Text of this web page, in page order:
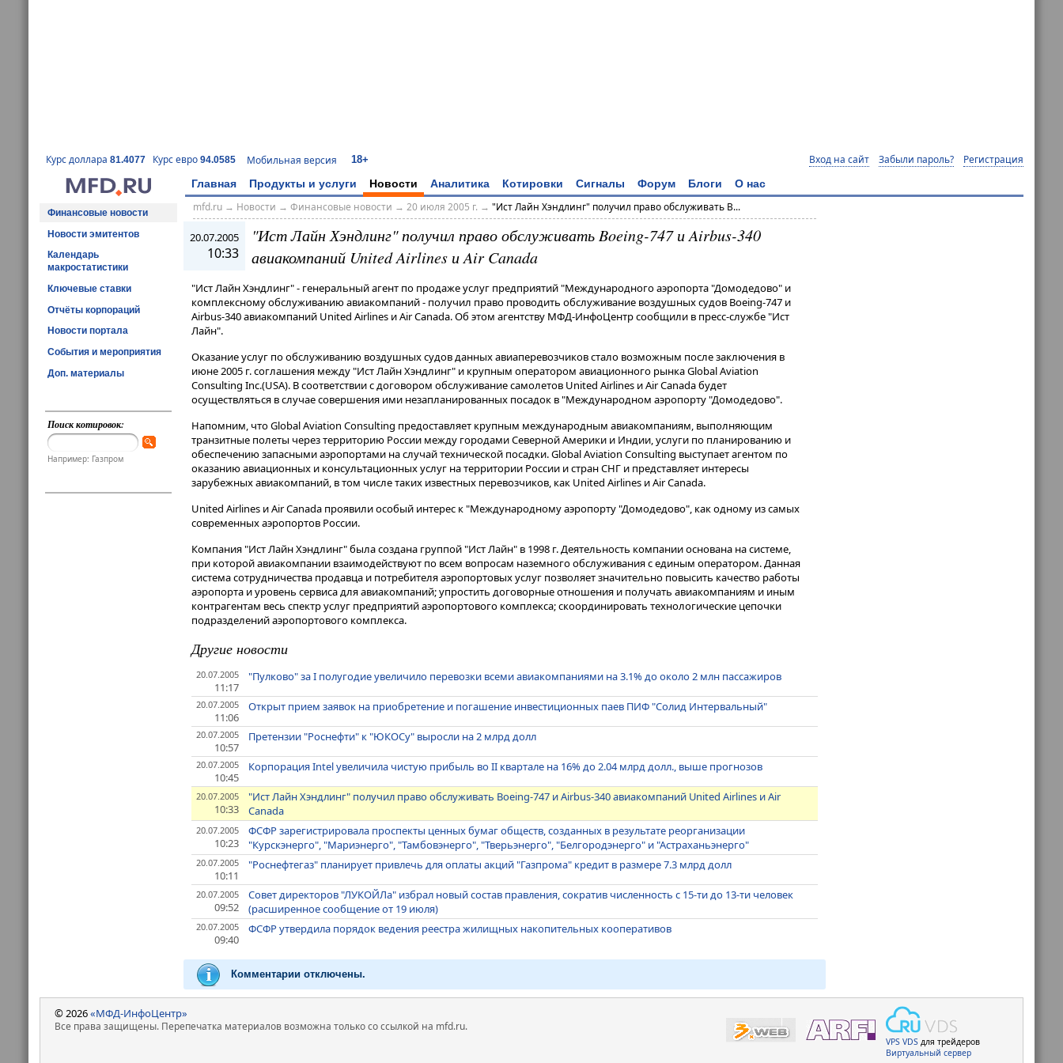
Курс доллара 81.4077 Курс евро 94.0585 Мобильная версия 18+ Вход на сайт Забыли пароль? Регистрация
Главная Продукты и услуги Новости Аналитика Котировки Сигналы Форум Блоги О нас
Финансовые новости
Новости эмитентов
Календарь
макростатистики
Ключевые ставки
Отчёты корпораций
Новости портала
События и мероприятия
Доп. материалы
Поиск котировок:
Например: Газпром
mfd.ru→ Новости → Финансовые новости → 20 июля 2005 г. → "Ист Лайн Хэндлинг" получил право обслуживать B...
20.07.2005
10:33
"Ист Лайн Хэндлинг" получил право обслуживать Boeing-747 и Airbus-340
авиакомпаний United Airlines и Air Canada
"Ист Лайн Хэндлинг" - генеральный агент по продаже услуг предприятий "Международного аэропорта "Домодедово" и
комплексному обслуживанию авиакомпаний - получил право проводить обслуживание воздушных судов Boeing-747 и
Airbus-340 авиакомпаний United Airlines и Air Canada. Об этом агентству МФД-ИнфоЦентр сообщили в пресс-службе "Ист
Лайн".
Оказание услуг по обслуживанию воздушных судов данных авиаперевозчиков стало возможным после заключения в
июне 2005 г. соглашения между "Ист Лайн Хэндлинг" и крупным оператором авиационного рынка Global Aviation
Consulting Inc.(USA). В соответствии с договором обслуживание самолетов United Airlines и Air Canada будет
осуществляться в случае совершения ими незапланированных посадок в "Международном аэропорту "Домодедово".
Напомним, что Global Aviation Consulting предоставляет крупным международным авиакомпаниям, выполняющим
транзитные полеты через территорию России между городами Северной Америки и Индии, услуги по планированию и
обеспечению запасными аэропортами на случай технической посадки. Global Aviation Consulting выступает агентом по
оказанию авиационных и консультационных услуг на территории России и стран СНГ и представляет интересы
зарубежных авиакомпаний, в том числе таких известных перевозчиков, как United Airlines и Air Canada.
United Airlines и Air Canada проявили особый интерес к "Международному аэропорту "Домодедово", как одному из самых
современных аэропортов России.
Компания "Ист Лайн Хэндлинг" была создана группой "Ист Лайн" в 1998 г. Деятельность компании основана на системе,
при которой авиакомпании взаимодействуют по всем вопросам наземного обслуживания с единым оператором. Данная
система сотрудничества продавца и потребителя аэропортовых услуг позволяет значительно повысить качество работы
аэропорта и уровень сервиса для авиакомпаний; упростить договорные отношения и получать авиакомпаниям и иным
контрагентам весь спектр услуг предприятий аэропортового комплекса; скоординировать технологические цепочки
подразделений аэропортового комплекса.
Другие новости
20.07.2005
11:17
"Пулково" за I полугодие увеличило перевозки всеми авиакомпаниями на 3.1% до около 2 млн пассажиров
20.07.2005
11:06
Открыт прием заявок на приобретение и погашение инвестиционных паев ПИФ "Солид Интервальный"
20.07.2005
10:57
Претензии "Роснефти" к "ЮКОСу" выросли на 2 млрд долл
20.07.2005
10:45
Корпорация Intel увеличила чистую прибыль во II квартале на 16% до 2.04 млрд долл., выше прогнозов
20.07.2005
10:33
"Ист Лайн Хэндлинг" получил право обслуживать Boeing-747 и Airbus-340 авиакомпаний United Airlines и Air
Canada
20.07.2005
10:23
ФСФР зарегистрировала проспекты ценных бумаг обществ, созданных в результате реорганизации
"Курскэнерго", "Мариэнерго", "Тамбовэнерго", "Тверьэнерго", "Белгородэнерго" и "Астраханьэнерго"
20.07.2005
10:11
"Роснефтегаз" планирует привлечь для оплаты акций "Газпрома" кредит в размере 7.3 млрд долл
20.07.2005
09:52
Совет директоров "ЛУКОЙЛа" избрал новый состав правления, сократив численность с 15-ти до 13-ти человек
(расширенное сообщение от 19 июля)
20.07.2005
09:40
ФСФР утвердила порядок ведения реестра жилищных накопительных кооперативов
Комментарии отключены.
© 2026«МФД-ИнфоЦентр»
Все права защищены. Перепечатка материалов возможна только со ссылкой на mfd.ru.
VPS VDS для трейдеров
Виртуальный сервер